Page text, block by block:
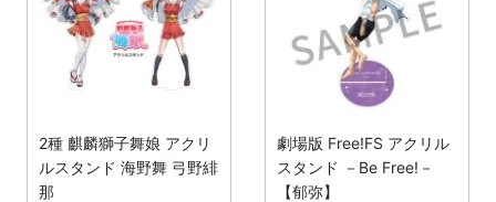
2種 麒麟獅子舞娘 アクリ
ルスタンド 海野舞 弓野緋
那
劇場版 Free!FS アクリル
スタンド －Be Free!－
【郁弥】